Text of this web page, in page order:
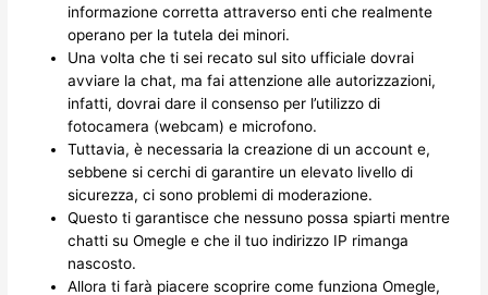
informazione corretta attraverso enti che realmente
operano per la tutela dei minori.
Una volta che ti sei recato sul sito ufficiale dovrai
avviare la chat, ma fai attenzione alle autorizzazioni,
infatti, dovrai dare il consenso per l’utilizzo di
fotocamera (webcam) e microfono.
Tuttavia, è necessaria la creazione di un account e,
sebbene si cerchi di garantire un elevato livello di
sicurezza, ci sono problemi di moderazione.
Questo ti garantisce che nessuno possa spiarti mentre
chatti su Omegle e che il tuo indirizzo IP rimanga
nascosto.
Allora ti farà piacere scoprire come funziona Omegle,